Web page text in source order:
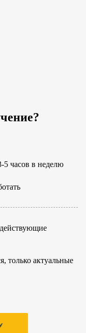
5 часов в неделю
только актуальные